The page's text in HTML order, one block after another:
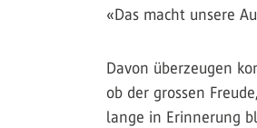
«Das macht unsere
Davon überzeugen
ob der grossen
lange in Erinnerung